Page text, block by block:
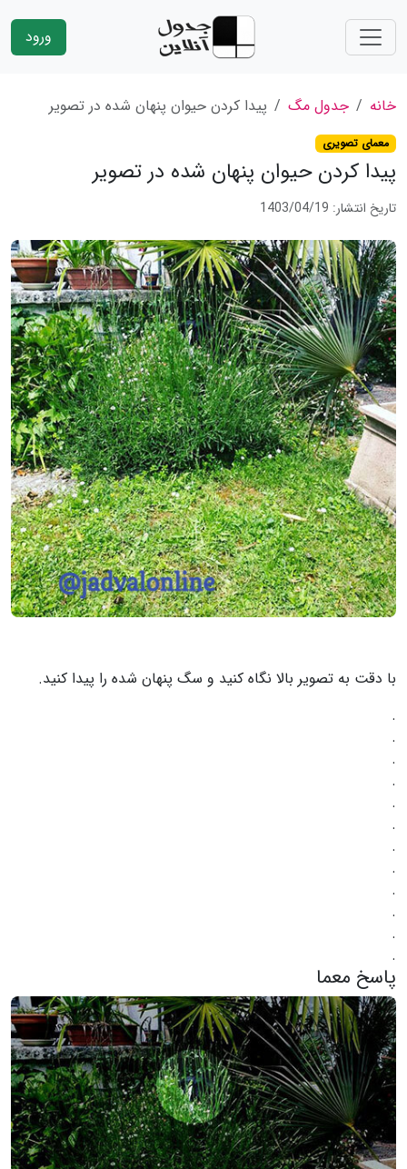
ورود
خانه جدول مگ پیدا کردن حیوان پنهان شده در تصویر
معمای تصویری
پیدا کردن حیوان پنهان شده در تصویر
تاریخ انتشار: 1403/04/19
با دقت به تصویر بالا نگاه کنید و سگ پنهان شده را پیدا کنید.
.
.
.
.
.
.
.
.
.
.
.
.
پاسخ معما